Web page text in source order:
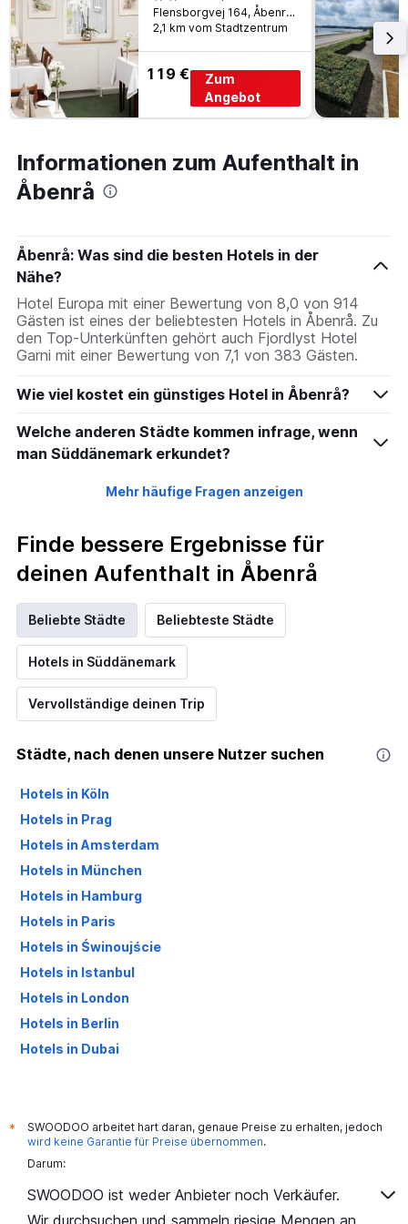
Flensborgvej 164, Åbenrå, Süddänemark, Dänemark
2,1 km vom Stadtzentrum
119 €
Zum
Angebot
Informationen zum Aufenthalt in
Åbenrå
Åbenrå: Was sind die besten Hotels in der
Nähe?
Hotel Europa mit einer Bewertung von 8,0 von 914
Gästen ist eines der beliebtesten Hotels in Åbenrå. Zu
den Top-Unterkünften gehört auch Fjordlyst Hotel
Garni mit einer Bewertung von 7,1 von 383 Gästen.
Wie viel kostet ein günstiges Hotel in Åbenrå?
Welche anderen Städte kommen infrage, wenn
man Süddänemark erkundet?
Mehr häufige Fragen anzeigen
Finde bessere Ergebnisse für
deinen Aufenthalt in Åbenrå
Beliebte Städte Beliebteste Städte
Hotels in Süddänemark
Vervollständige deinen Trip
Städte, nach denen unsere Nutzer suchen
Hotels in Köln
Hotels in Prag
Hotels in Amsterdam
Hotels in München
Hotels in Hamburg
Hotels in Paris
Hotels in Świnoujście
Hotels in Istanbul
Hotels in London
Hotels in Berlin
Hotels in Dubai
*
SWOODOO arbeitet hart daran, genaue Preise zu erhalten, jedoch
wird keine Garantie für Preise übernommen.
Darum:
SWOODOO ist weder Anbieter noch Verkäufer.